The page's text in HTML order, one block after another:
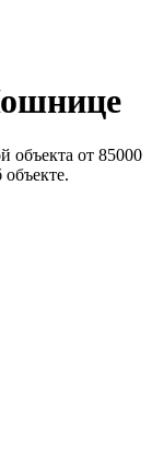
объекта от 85000